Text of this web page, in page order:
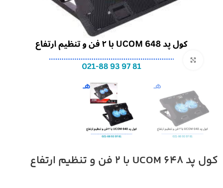
بزرگنمایی تصویر
کول پد UCOM 648 با ۲ فن و تنظیم ارتفاع